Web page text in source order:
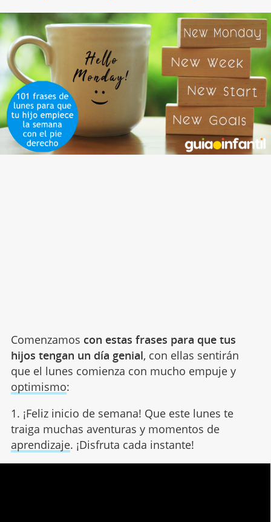
Comenzamos con estas frases para que tus
hijos tengan un día genial, con ellas sentirán
que el lunes comienza con mucho empuje y
optimismo:
1. ¡Feliz inicio de semana! Que este lunes te
traiga muchas aventuras y momentos de
aprendizaje. ¡Disfruta cada instante!